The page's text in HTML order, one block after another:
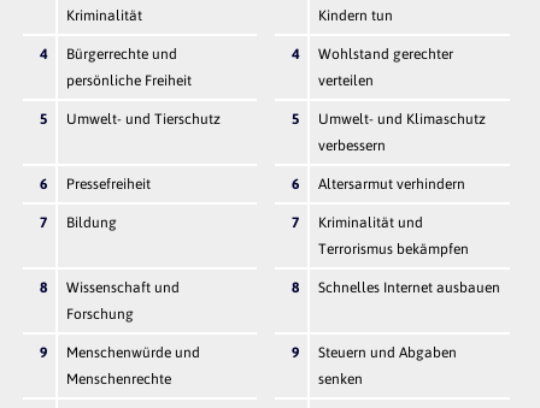
Kriminalität
Kindern tun
4
Bürgerrechte und
persönliche Freiheit
4
Wohlstand gerechter
verteilen
5 Umwelt- und Tierschutz 5
Umwelt- und Klimaschutz
verbessern
6 Pressefreiheit 6 Altersarmut verhindern
7 Bildung 7
Kriminalität und
Terrorismus bekämpfen
8
Wissenschaft und
Forschung
8 Schnelles Internet ausbauen
9
Menschenwürde und
Menschenrechte
9
Steuern und Abgaben
senken